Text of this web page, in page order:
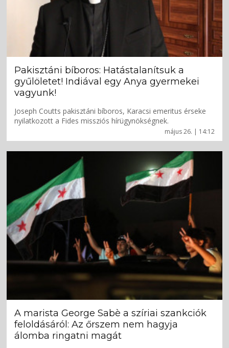
május 26. | 14:12
Pakisztáni bíboros: Hatástalanítsuk a
gyűlöletet! Indiával egy Anya gyermekei
vagyunk!
Joseph Coutts pakisztáni bíboros, Karacsi emeritus érseke
nyilatkozott a Fides missziós hírügynökségnek.
A marista George Sabè a szíriai szankciók
feloldásáról: Az őrszem nem hagyja
álomba ringatni magát